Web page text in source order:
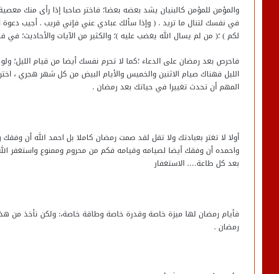
والمؤمن للمؤمن كالبنيان يشد بعضه بعضا؛ فاختر صاحبا إذا رأى منك
في نفسك لتنال ما تريد . ( وإذا سألك عبادي عني فإني قريب . أجيب دعوة
لكم ) ؛( من لم يسال الله يغضب عليه )؛ والكثير من الآيات والأحاديث؛ في
فاحرص بعد رمضان على الدعاء ؛كما لا تحرم نفسك أيضا من قيام الليل؛
الليل فهناك صيام الاثنين والخميس والأيام البيض من كل شهر هجري ،
المهم أن تحدث تغييرا في حياتك بعد رمضان .
أولا لا تغتر بعبادتك ولا تقل لقد صمت رمضان كاملا بل احمد الله أن
واحمده أن وفقك أيضا لصيامه وقيامه فكم من محروم وممنوع واستغفر
بعد كل طاعة…. الاستغفار
فأيام رمضان لها ميزة خاصة وقدرة خاصة وطاقة خاصة،: ولكن نأخذ من
رمضان .